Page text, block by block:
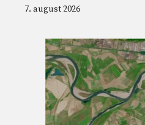
7. august 2026